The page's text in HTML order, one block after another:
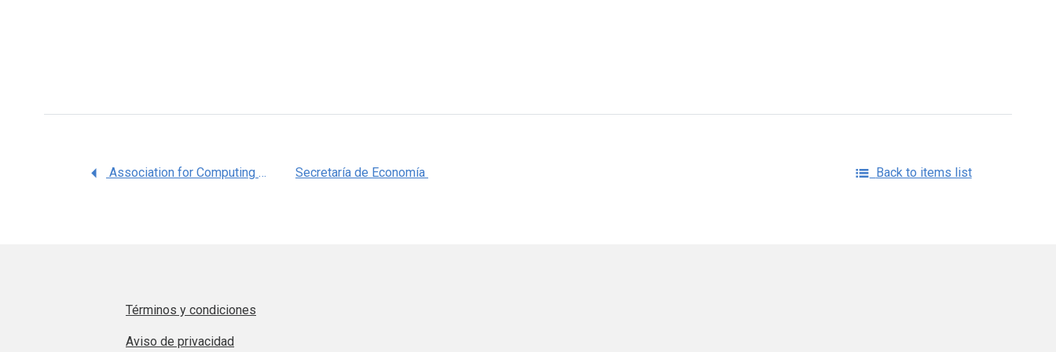
Association for Computing Machinery Secretaría de Economía Back to items list
Términos y condiciones
Aviso de privacidad